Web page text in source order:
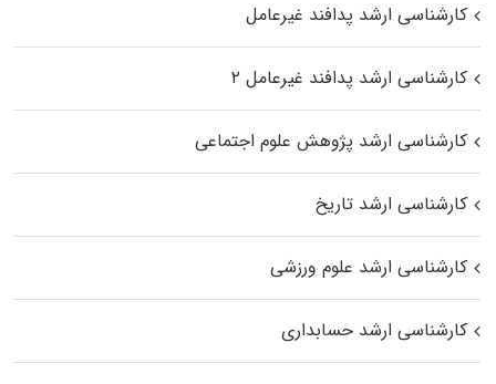
کارشناسی ارشد پدافند غیرعامل
کارشناسی ارشد پدافند غیرعامل ۲
کارشناسی ارشد پژوهش علوم اجتماعی
کارشناسی ارشد تاریخ
کارشناسی ارشد علوم ورزشی
کارشناسی ارشد حسابداری